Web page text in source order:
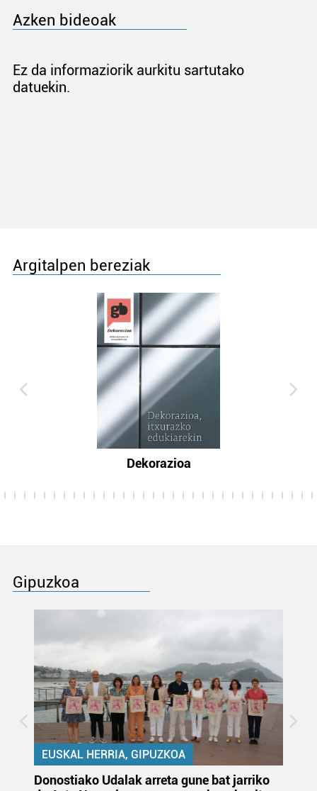
Azken bideoak
Ez da informaziorik aurkitu sartutako
datuekin.
Argitalpen bereziak
Dekorazioa
Gipuzkoa
EUSKAL HERRIA, GIPUZKOA
Donostiako Udalak arreta gune bat jarriko